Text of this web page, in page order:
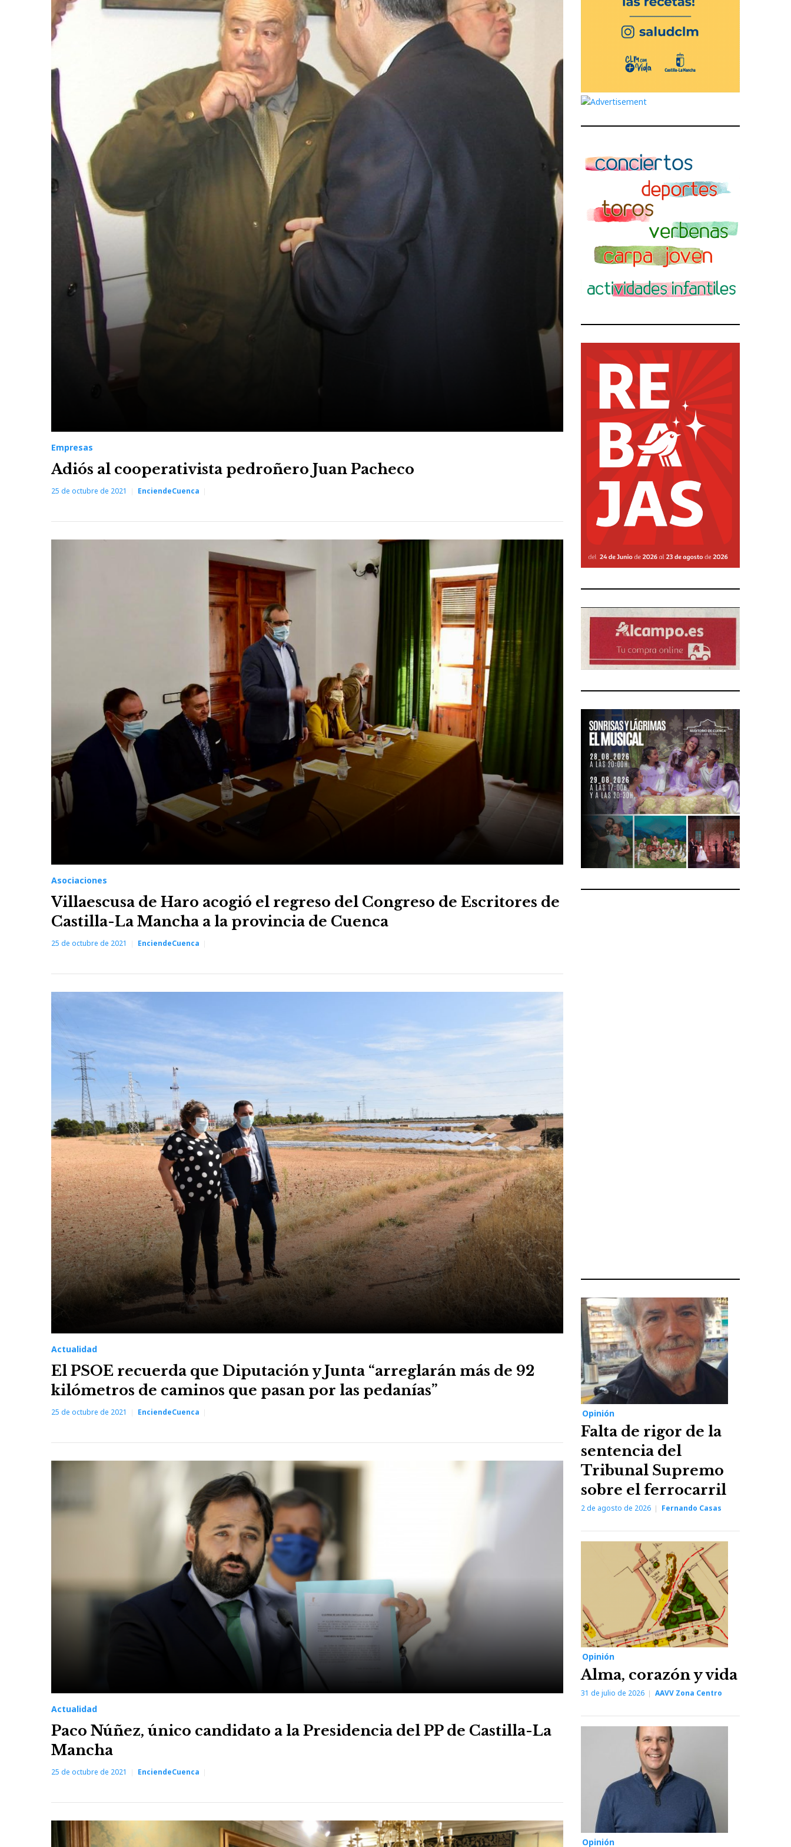
de
octubre
de
2021
Empresas
Adiós al cooperativista pedroñero Juan Pacheco
25 de octubre de 2021 EnciendeCuenca
Asociaciones
Villaescusa de Haro acogió el regreso del Congreso de Escritores de
Castilla-La Mancha a la provincia de Cuenca
25 de octubre de 2021 EnciendeCuenca
Actualidad
El PSOE recuerda que Diputación y Junta “arreglarán más de 92
kilómetros de caminos que pasan por las pedanías”
25 de octubre de 2021 EnciendeCuenca
Actualidad
Paco Núñez, único candidato a la Presidencia del PP de Castilla-La
Mancha
25 de octubre de 2021 EnciendeCuenca
Opinión
Falta de rigor de la
sentencia del
Tribunal Supremo
sobre el ferrocarril
2 de agosto de 2026 Fernando Casas
Opinión
Alma, corazón y vida
31 de julio de 2026 AAVV Zona Centro
Opinión